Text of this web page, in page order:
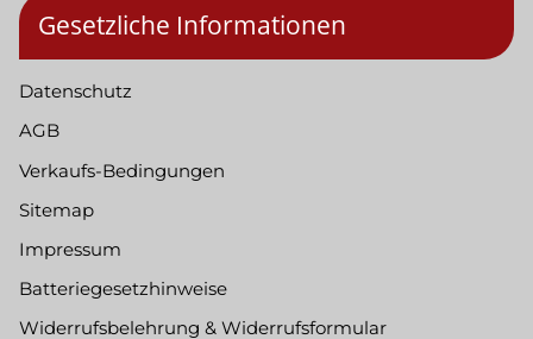
Gesetzliche Informationen
Datenschutz
AGB
Verkaufs-Bedingungen
Sitemap
Impressum
Batteriegesetzhinweise
Widerrufsbelehrung & Widerrufsformular